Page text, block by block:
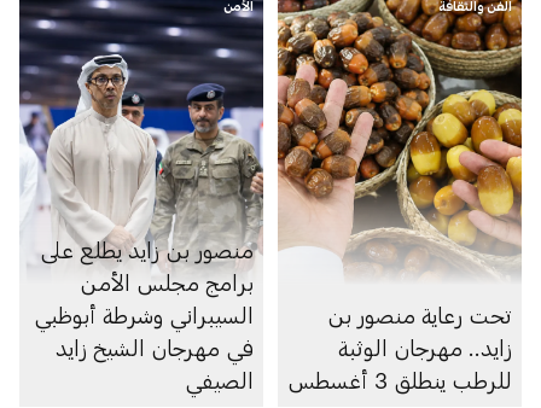
الفن والثقافة
تحت رعاية منصور بن
زايد.. مهرجان الوثبة
للرطب ينطلق 3 أغسطس
الأمن
منصور بن زايد يطلع على
برامج مجلس الأمن
السيبراني وشرطة أبوظبي
في مهرجان الشيخ زايد
الصيفي